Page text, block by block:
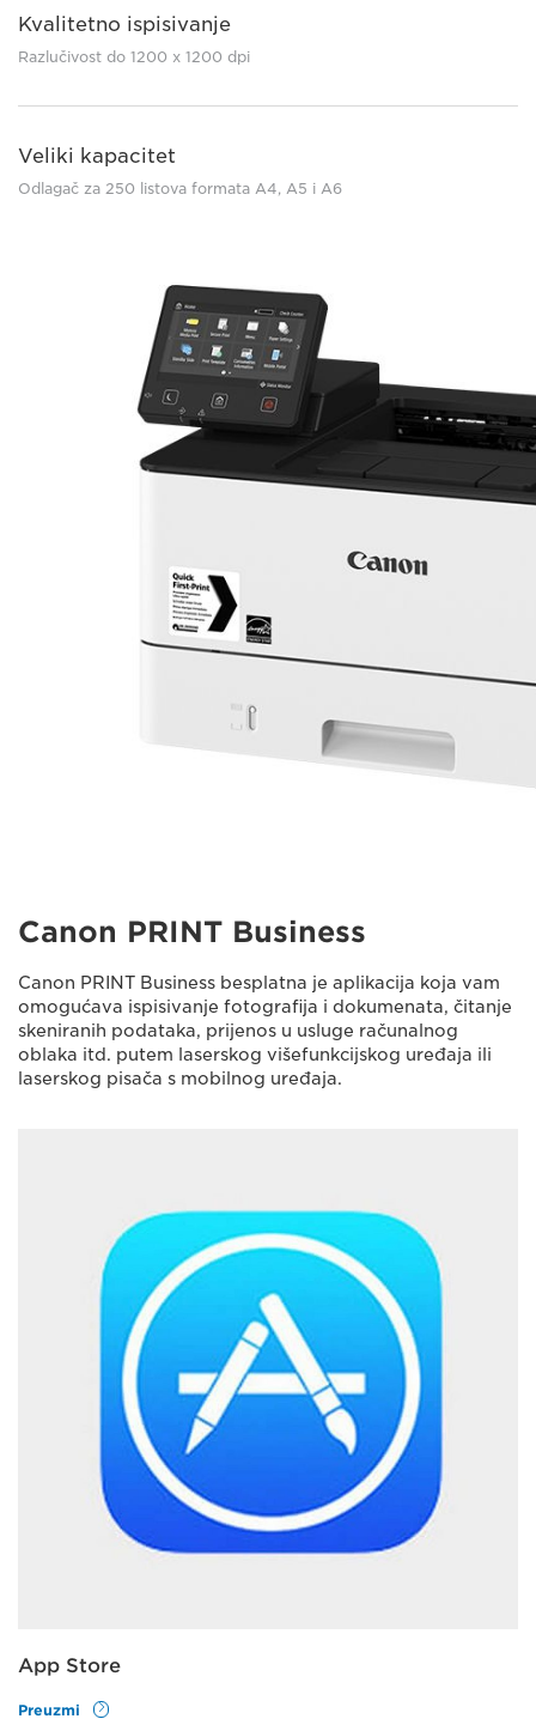
Kvalitetno ispisivanje
Razlučivost do 1200 x 1200 dpi
Veliki kapacitet
Odlagač za 250 listova formata A4, A5 i A6
Canon PRINT Business
Canon PRINT Business besplatna je aplikacija koja vam
omogućava ispisivanje fotografija i dokumenata, čitanje
skeniranih podataka, prijenos u usluge računalnog
oblaka itd. putem laserskog višefunkcijskog uređaja ili
laserskog pisača s mobilnog uređaja.
App Store
Preuzmi